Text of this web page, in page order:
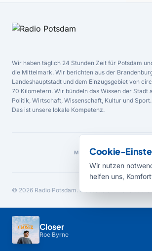
Closer
Roe Byrne
Wir haben täglich 24 Stunden Zeit für Potsdam
die Mittelmark. Wir berichten aus der
Landeshauptstadt und dem Einzugsgebiet von
70 Kilometern. Wir bündeln das Wissen der Stadt
Politik, Wirtschaft, Wissenschaft, Kultur und Sport.
Das ist unsere lokale Kompetenz.
MEDIENPARTNER
© 2026 Radio Potsdam. Webseite entwickelt
Cookie-
Wir nutzen
helfen uns,